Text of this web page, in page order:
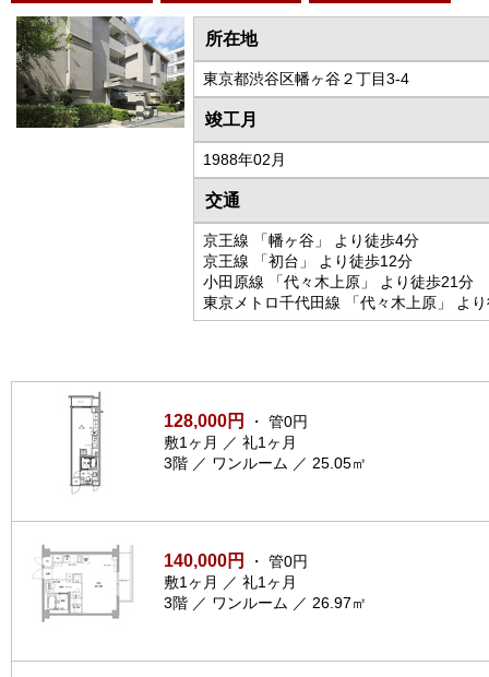
所在地
東京都渋谷区幡ヶ谷２丁目3-4
竣工月
1988年02月
交通
京王線 「幡ヶ谷」 より徒歩4分
京王線 「初台」 より徒歩12分
小田原線 「代々木上原」 より徒歩21分
東京メトロ千代田線 「代々木上原」 よ
128,000円
・ 管0円
敷1ヶ月 ／ 礼1ヶ月
3階 ／ ワンルーム ／ 25.05㎡
140,000円
・ 管0円
敷1ヶ月 ／ 礼1ヶ月
3階 ／ ワンルーム ／ 26.97㎡